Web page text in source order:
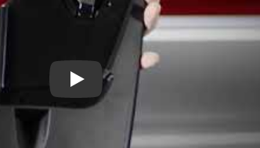
WeatherTech MudFlaps